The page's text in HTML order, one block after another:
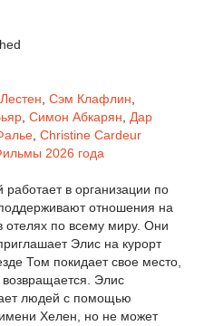
Сэм Клафлин
Симон Абкарян
Дар
Christine Cardeur
2026 года
в организации по
отношения на
отелях по всему миру. Они
Элис на курорт
Том покидает свое место,
возвращается. Элис
людей с помощью
Хелен, но не может